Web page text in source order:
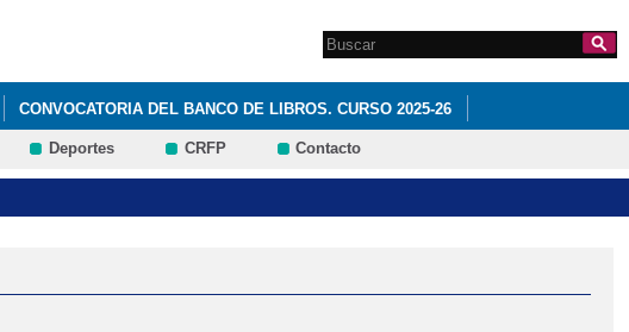
Formulario de
búsqueda
Search this site
CONVOCATORIA DEL BANCO DE LIBROS. CURSO 2025-26
Deportes CRFP Contacto